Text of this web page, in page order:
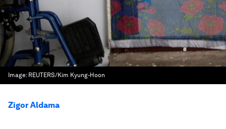
Image: REUTERS/Kim Kyung-Hoon
Zigor Aldama